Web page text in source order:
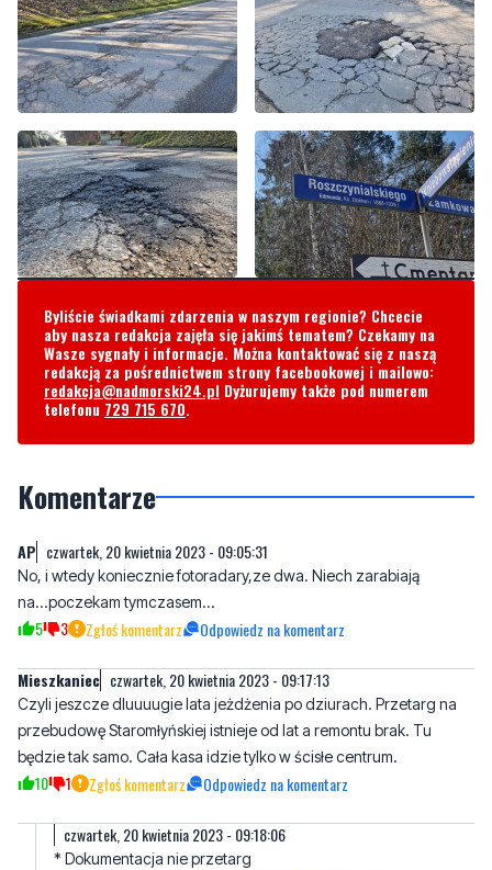
Byliście świadkami zdarzenia w naszym regionie? Chcecie
aby nasza redakcja zajęła się jakimś tematem? Czekamy na
Wasze sygnały i informacje. Można kontaktować się z naszą
redakcja@nadmorski24.plDyżurujemy także pod numerem
telefonu729 715 670.
Komentarze
No, i wtedy koniecznie fotoradary,ze dwa. Niech zarabiają
5 3 Zgłoś komentarz Odpowiedz na komentarz
Mieszkaniec czwartek, 20 kwietnia 2023 - 09:17:13
Czyli jeszcze dluuuugie lata jeżdżenia po dziurach. Przetarg na
będzie tak samo. Cała kasa idzie tylko w ścisłe centrum.
10 1 Zgłoś komentarz Odpowiedz na komentarz
czwartek, 20 kwietnia 2023 - 09:18:06
* Dokumentacja nie przetarg
czwartek, 20 kwietnia 2023 - 09:51:06